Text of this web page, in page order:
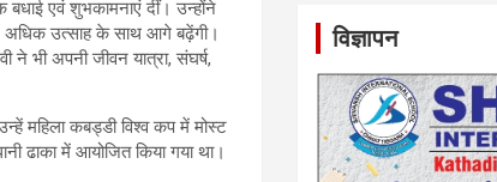
एवं शुभकामनाएं दीं। उन्होंने
उत्साह के साथ आगे बढ़ेंगी।
ने भी अपनी जीवन यात्रा, संघर्ष,
महिला कबड्डी विश्व कप में मोस्ट
ढाका में आयोजित किया गया था।
विज्ञापन